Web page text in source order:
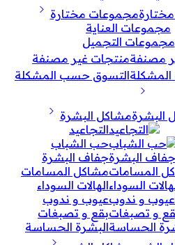
مجموعات مختارة
مجموعات العناية
مجموعات التجميل
منتجات غير مصنفة
التسوق حسب المشكلة
مشاكل البشرة
التجاعيد
حب الشباب
جفاف البشرة
مشاكل المسامات
الهالات السوداء
عيوب و ندوب
بقع و تصبغات
البشرة الحساسة